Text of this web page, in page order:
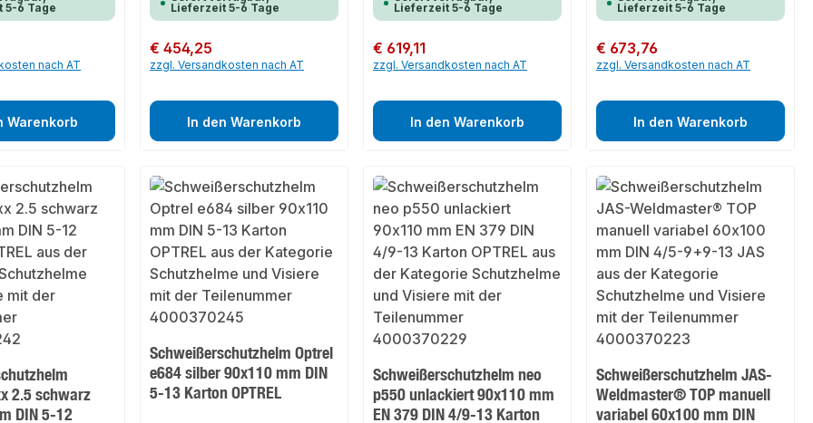
5-6 Tage
nach AT
Warenkorb
Lieferzeit 5-6 Tage
Regulärer Preis:
€ 454,25
zzgl. Versandkosten nach AT
In den Warenkorb
Lieferzeit 5-6 Tage
Regulärer Preis:
€ 619,11
zzgl. Versandkosten nach AT
In den Warenkorb
Lieferzeit 5-6 Tage
Regulärer Preis:
€ 673,76
zzgl. Versandkosten nach AT
In den Warenkorb
2.5 schwarz
DIN 5-12
Schweißerschutzhelm Optrel
e684 silber 90x110 mm DIN
5-13 Karton OPTREL
Schweißerschutzhelm neo
p550 unlackiert 90x110 mm
EN 379 DIN 4/9-13 Karton
Schweißerschutzhelm JAS-
Weldmaster® TOP manuell
variabel 60x100 mm DIN